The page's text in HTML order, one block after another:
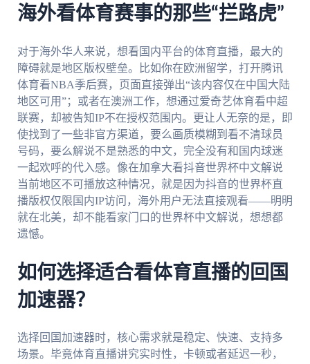
海外看体育赛事的那些“拦路虎”
对于海外华人来说，想看国内平台的体育直播，最大的
障碍就是地区版权壁垒。比如你在欧洲留学，打开腾讯
体育看NBA季后赛，页面直接弹出“该内容仅在中国大陆
地区可用”；或者在澳洲工作，想通过爱奇艺体育看中超
联赛，却被告知IP不在授权范围内。更让人无奈的是，即
使找到了一些非官方渠道，要么画质模糊到看不清球员
号码，要么解说不是熟悉的中文，完全没有和国内球迷
一起欢呼的代入感。像在加拿大看抖音世界杯中文解说
当前地区不可播放这种情况，就是因为抖音的世界杯直
播版权仅限国内IP访问，海外用户无法直接观看——明明
就在北美，却不能看家门口的世界杯中文解说，想想都
遗憾。
如何选择适合看体育直播的回国
加速器？
选择回国加速器时，核心需求就是稳定、快速、支持多
场景。毕竟体育直播讲究实时性，卡顿或者延迟一秒，